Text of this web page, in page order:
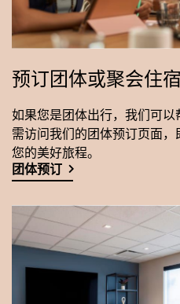
预订团体或聚会住宿
如果您是团体出行，我们可
需访问我们的团体预订页面
您的美好旅程。
团体预订